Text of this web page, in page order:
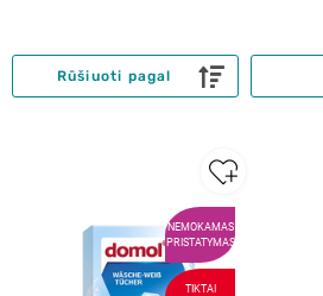
Rūšiuoti pagal
NEMOKAMAS
PRISTATYMAS
TIKTAI